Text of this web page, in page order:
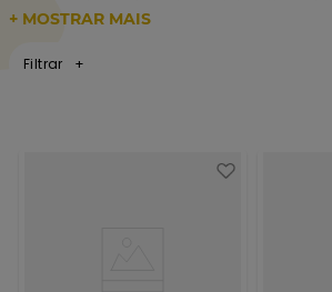
trabalho e pode soltar a criatividade para
As esponjas de maquiagem foram
aplicação de produtos, sem agredir a pele.
sua rotina de maquiagem e criar
+ MOSTRAR MAIS
Filtrar